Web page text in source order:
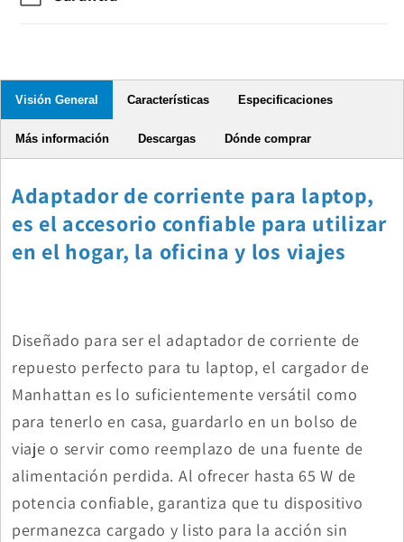
Visión General Características Especificaciones
Más información Descargas Dónde comprar
Adaptador de corriente para laptop,
es el accesorio confiable para utilizar
en el hogar, la oficina y los viajes
Diseñado para ser el adaptador de corriente de
repuesto perfecto para tu laptop, el cargador de
Manhattan es lo suficientemente versátil como
para tenerlo en casa, guardarlo en un bolso de
viaje o servir como reemplazo de una fuente de
alimentación perdida. Al ofrecer hasta 65 W de
potencia confiable, garantiza que tu dispositivo
permanezca cargado y listo para la acción sin